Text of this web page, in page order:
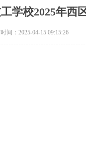
学校2025年西
间：2025-04-15 09:15:26